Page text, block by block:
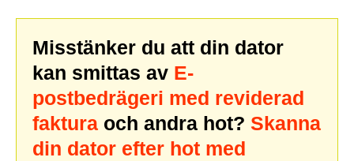
Misstänker du att din dator
kan smittas av E-
postbedrägeri med reviderad
faktura och andra hot? Skanna
din dator efter hot med